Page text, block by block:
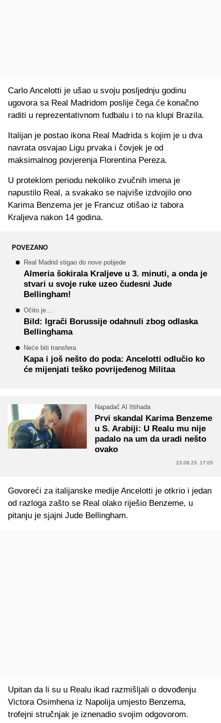
Carlo Ancelotti je ušao u svoju posljednju godinu
ugovora sa Real Madridom poslije čega će konačno
raditi u reprezentativnom fudbalu i to na klupi Brazila.
Italijan je postao ikona Real Madrida s kojim je u dva
navrata osvajao Ligu prvaka i čovjek je od
maksimalnog povjerenja Florentina Pereza.
U proteklom periodu nekoliko zvučnih imena je
napustilo Real, a svakako se najviše izdvojilo ono
Karima Benzema jer je Francuz otišao iz tabora
Kraljeva nakon 14 godina.
POVEZANO
Real Madrid stigao do nove pobjede
Almeria šokirala Kraljeve u 3. minuti, a onda je
stvari u svoje ruke uzeo čudesni Jude
Bellingham!
Očito je...
Bild: Igrači Borussije odahnuli zbog odlaska
Bellinghama
Neće biti transfera
Kapa i još nešto do poda: Ancelotti odlučio ko
će mijenjati teško povrijeđenog Militaa
Napadač Al Ittihada
Prvi skandal Karima Benzeme
u S. Arabiji: U Realu mu nije
padalo na um da uradi nešto
ovako
23.08.23. 17:05
Govoreći za italijanske medije Ancelotti je otkrio i jedan
od razloga zašto se Real olako riješio Benzeme, u
pitanju je sjajni Jude Bellingham.
Upitan da li su u Realu ikad razmišljali o dovođenju
Victora Osimhena iz Napolija umjesto Benzema,
trofejni stručnjak je iznenadio svojim odgovorom.